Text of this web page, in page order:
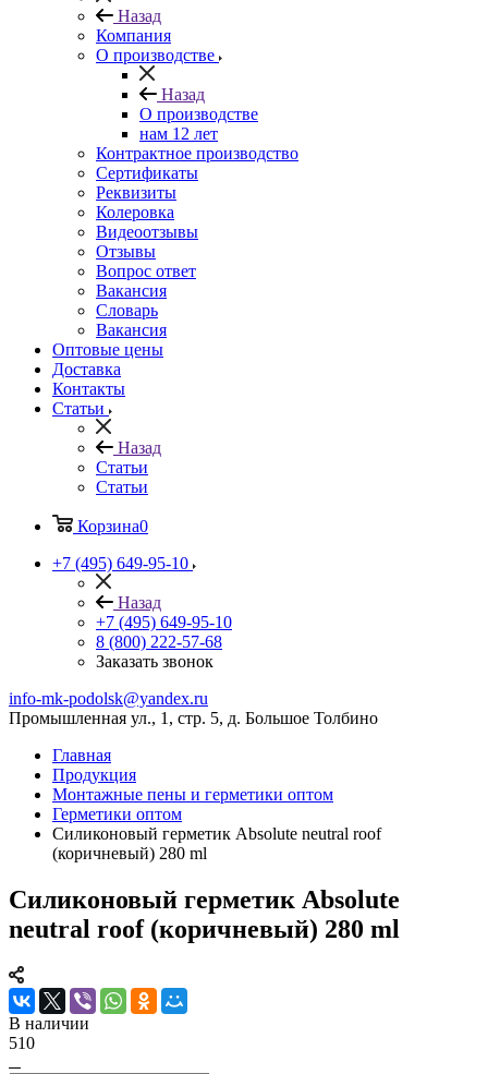
Назад
Компания
О производстве
Назад
О производстве
нам 12 лет
Контрактное производство
Сертификаты
Реквизиты
Колеровка
Видеоотзывы
Отзывы
Вопрос ответ
Вакансия
Словарь
Вакансия
Оптовые цены
Доставка
Контакты
Статьи
Назад
Статьи
Статьи
Корзина0
+7 (495) 649-95-10
Назад
+7 (495) 649-95-10
8 (800) 222-57-68
Заказать звонок
info-mk-podolsk@yandex.ru
Промышленная ул., 1, стр. 5, д. Большое Толбино
Главная
Продукция
Монтажные пены и герметики оптом
Герметики оптом
Силиконовый герметик Absolute neutral roof
(коричневый) 280 ml
Силиконовый герметик Absolute
neutral roof (коричневый) 280 ml
В наличии
510